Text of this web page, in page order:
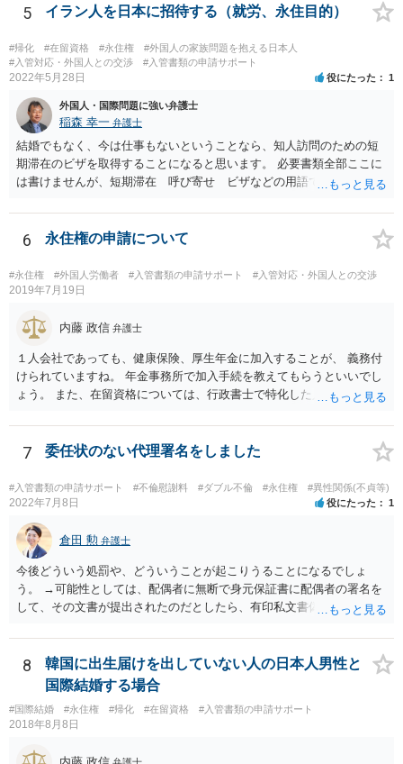
5 イラン人を日本に招待する（就労、永住目的）
#帰化 #在留資格 #永住権
#外国人の家族問題を抱える日本人
#入管対応・外国人との交渉
#入管書類の申請サポート
2022年5月28日 役にたった 1
外国人・国際問題に強い弁護士
稲森 幸一 弁護士
結婚でもなく、今は仕事もないということなら、知人訪問のための短
期滞在のビザを取得することになると思います。 必要書類全部ここに
は書けませんが、短期滞在 呼び寄せ ビザなどの用語で検索すると
す。 それらを揃えて、イランにある日本大使館ににビザを申請するこ
とになります。 期間は通常９０日、３０日、あるいは１５日ですが、
今はコロナもあり刻々と状況が変わっているので、事前に外務省や大
使館に問い合わせたほうがいいかもしれません。ネットでの情報収集
もしたほうがいいと思います
6 永住権の申請について
#永住権 #外国人労働者 #入管書類の申請サポート #入管対応・外国人との交渉
2019年7月19日
内藤 政信 弁護士
１人会社であっても、健康保険、厚生年金に加入することが、 義務付
けられていますね。 年金事務所で加入手続を教えてもらうといいでし
ょう。 また、在留資格については、行政書士で特化した人が何人も い
人は少ないですね。
7 委任状のない代理署名をしました
#入管書類の申請サポート #不倫慰謝料 #ダブル不倫 #永住権 #異性関係(不貞等)
2022年7月8日 役にたった 1
倉田 勲 弁護士
今後どういう処罰や、どういうことが起こりうることになるでしょ
う。 →可能性としては、配偶者に無断で身元保証書に配偶者の署名を
して、その文書が提出されたのだとしたら、有印私文書偽造・同行使
規定されています。
8
韓国に出生届けを出していない人の日本人男性と
国際結婚する場合
#国際結婚 #永住権 #帰化 #在留資格 #入管書類の申請サポート
2018年8月8日
内藤 政信 弁護士